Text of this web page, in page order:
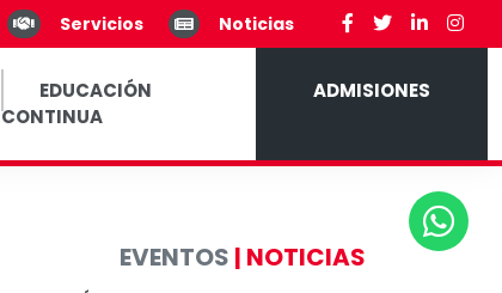
Servicios Noticias
EDUCACIÓN
CONTINUA
ADMISIONES
EVENTOS | NOTICIAS